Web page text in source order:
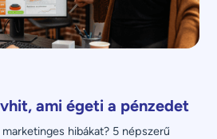
ami égeti a pénzedet
hibákat? 5 népszerű